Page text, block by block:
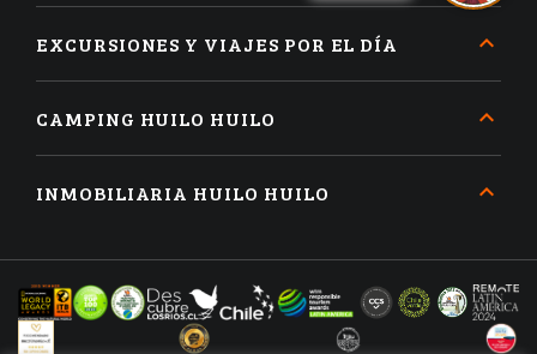
EXCURSIONES Y VIAJES POR EL DÍA
CAMPING HUILO HUILO
INMOBILIARIA HUILO HUILO